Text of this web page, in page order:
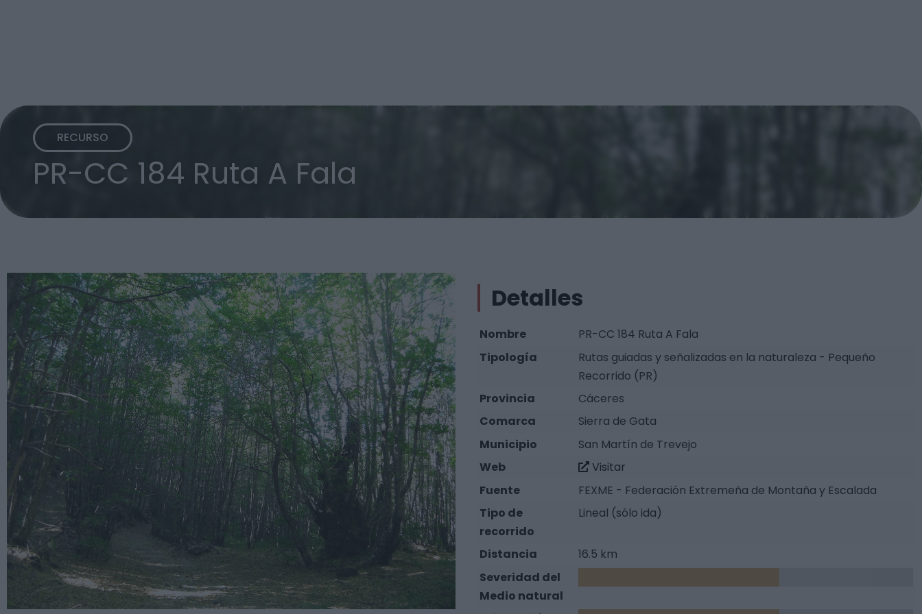
RECURSO
PR-CC 184 Ruta A Fala
Detalles
Nombre
PR-CC 184 Ruta A Fala
Tipología
Rutas guiadas y señalizadas en la naturaleza - Pequeño
Recorrido (PR)
Provincia
Cáceres
Comarca
Sierra de Gata
Municipio
San Martín de Trevejo
Web
Visitar
Fuente
FEXME - Federación Extremeña de Montaña y Escalada
Tipo de
recorrido
Lineal (sólo ida)
Distancia
16.5 km
Severidad del
Medio natural